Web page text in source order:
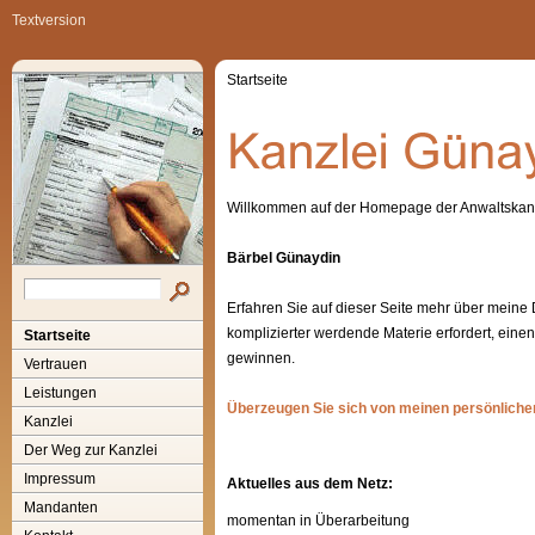
Textversion
Startseite
Vertrauen
Leistungen
Kanzlei
Der Weg zur Kanzlei
Impressum
Mandanten
Startseite
Willkommen auf der Homepage der
Bärbel Günaydin
Erfahren Sie auf dieser Seite mehr über
komplizierter werdende Materie erfordert,
gewinnen.
Überzeugen Sie sich von meinen
Aktuelles aus dem Netz:
momentan in Überarbeitung